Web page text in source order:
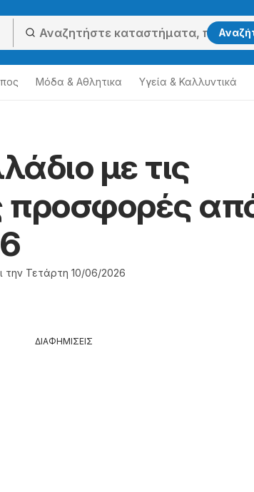
Μόδα & Aθλητικα Υγεία & Καλλυντικά
με τις
προσφορές
την Τετάρτη 10/06/2026
ΔΙΑΦΗΜΙΣΕΙΣ